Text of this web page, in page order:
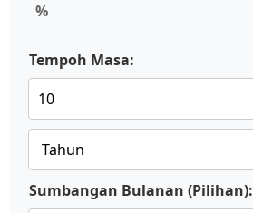
%
Tempoh Masa:
Sumbangan Bulanan (Pilihan):